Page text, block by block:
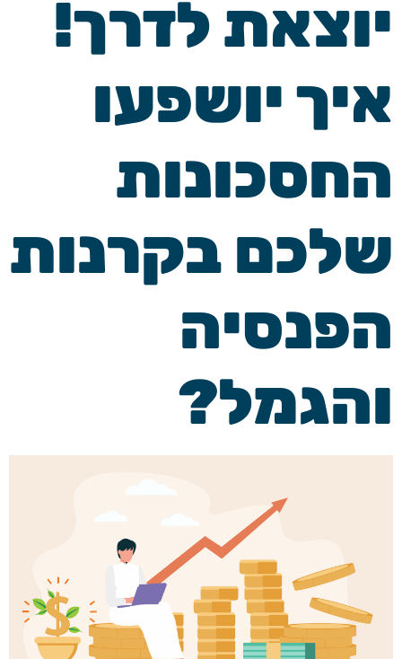
יוצאת לדרך!
איך יושפעו
החסכונות
שלכם בקרנות
הפנסיה
והגמל?